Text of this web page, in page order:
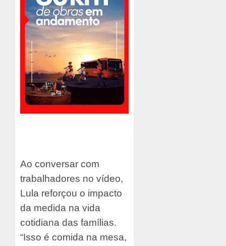
Ao conversar com
trabalhadores no vídeo,
Lula reforçou o impacto
da medida na vida
cotidiana das famílias.
“Isso é comida na mesa,